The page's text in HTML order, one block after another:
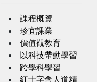
課程概覽
珍宜課業
價值觀教育
以科技帶動學習
跨學科學習
紅十字會人道精